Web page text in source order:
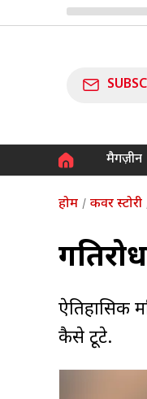
मैगज़ीन
होम कवर स्टोरी
ऐतिहासिक
कैसे टूटे.